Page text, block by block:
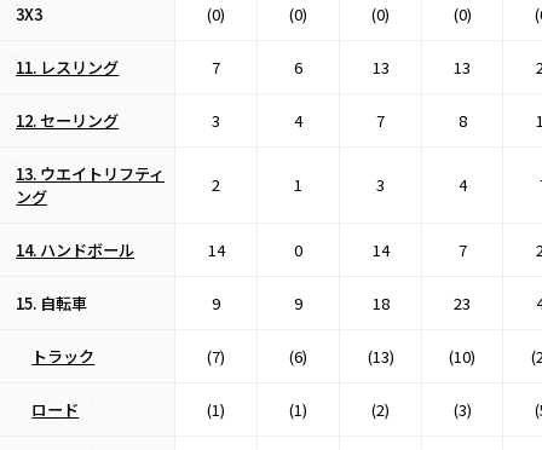
3X3 (0) (0) (0) (0)
11. レスリング 7 6 13 13
12. セーリング 3 4 7 8
13. ウエイトリフティ
ング
2 1 3 4
14. ハンドボール 14 0 14 7
15. 自転車 9 9 18 23
トラック (7) (6) (13) (10)
ロード (1) (1) (2) (3)